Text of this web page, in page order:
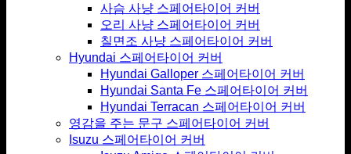
사슴 사냥 스페어타이어 커버
오리 사냥 스페어타이어 커버
칠면조 사냥 스페어타이어 커버
Hyundai 스페어타이어 커버
Hyundai Galloper 스페어타이어 커버
Hyundai Santa Fe 스페어타이어 커버
Hyundai Terracan 스페어타이어 커버
영감을 주는 문구 스페어타이어 커버
Isuzu 스페어타이어 커버